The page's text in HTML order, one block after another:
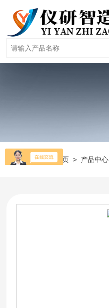
当前位置： 首页 > 产品中心